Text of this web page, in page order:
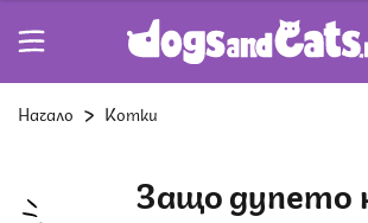
Начало Котки
Защо дупето на